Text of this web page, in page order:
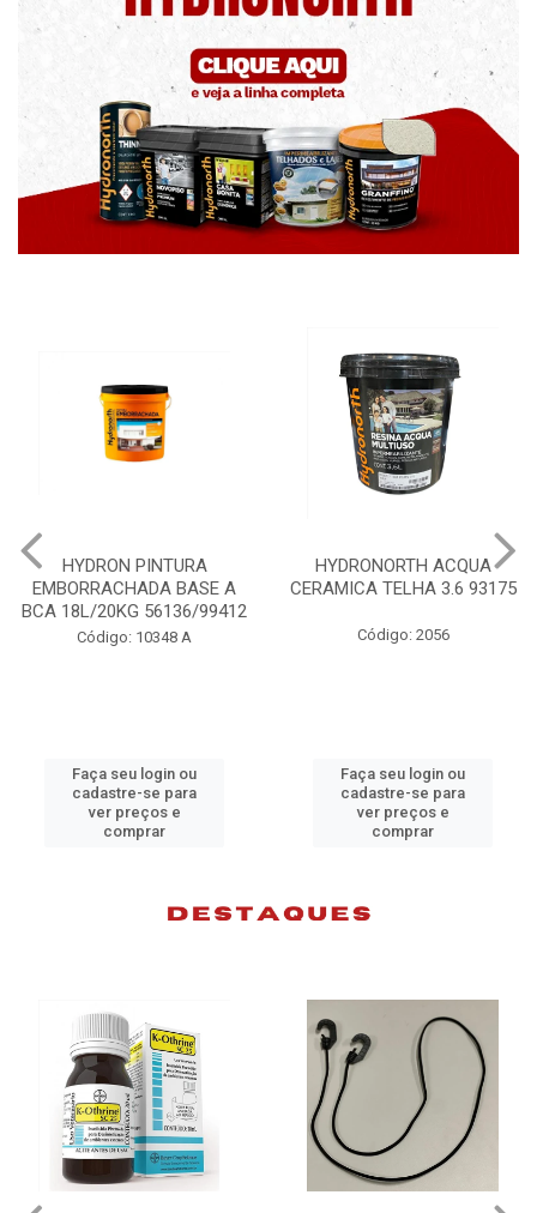
HYDRONORTH ACQUA
CERAMICA TELHA 3.6 93175
Código: 2056
Faça seu login ou
cadastre-se para
ver preços e
comprar
HYDRONORTH GRANFFINO
PEDRAS MARROCOS 20KG
Código: 10383 B
Faça seu login ou
cadastre-se para
ver preços e
comprar